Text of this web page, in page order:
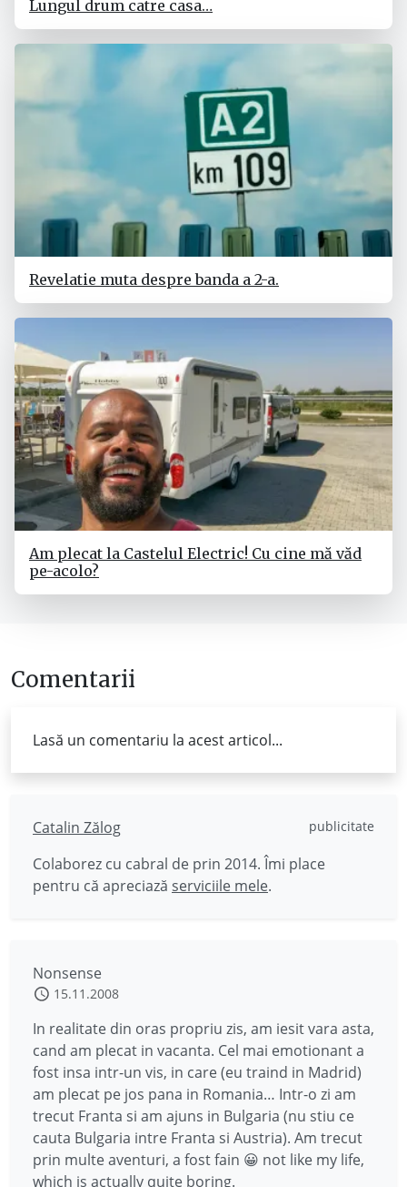
Lungul drum catre casa…
Revelatie muta despre banda a 2-a.
Am plecat la Castelul Electric! Cu cine mă văd
pe-acolo?
Comentarii
Lasă un comentariu la acest articol...
Catalin Zălog publicitate
Colaborez cu cabral de prin 2014. Îmi place
pentru că apreciază serviciile mele.
Nonsense
15.11.2008
In realitate din oras propriu zis, am iesit vara asta,
cand am plecat in vacanta. Cel mai emotionant a
fost insa intr-un vis, in care (eu traind in Madrid)
am plecat pe jos pana in Romania… Intr-o zi am
trecut Franta si am ajuns in Bulgaria (nu stiu ce
cauta Bulgaria intre Franta si Austria). Am trecut
prin multe aventuri, a fost fain 😀 not like my life,
which is actually quite boring.